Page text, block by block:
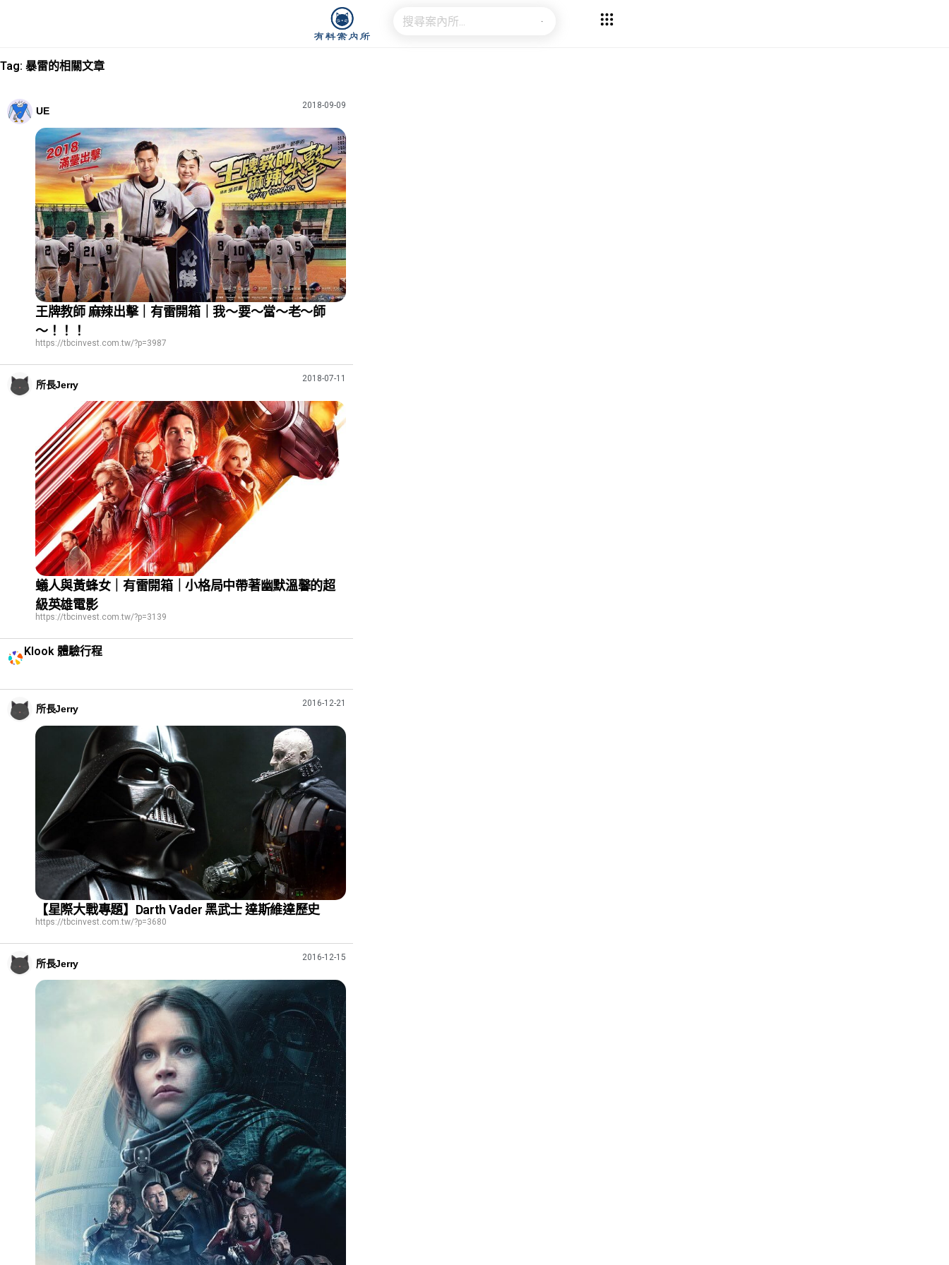
Tag: 暴雷的相關文章
UE
2018-09-09
王牌教師 麻辣出擊｜有雷開箱｜我～要～當～老～師
～！！！
https://tbcinvest.com.tw/?p=3987
所長Jerry
2018-07-11
蟻人與黃蜂女｜有雷開箱｜小格局中帶著幽默溫馨的超
級英雄電影
https://tbcinvest.com.tw/?p=3139
Klook 體驗行程
所長Jerry
2016-12-21
【星際大戰專題】Darth Vader 黑武士 達斯維達歷史
https://tbcinvest.com.tw/?p=3680
所長Jerry
2016-12-15